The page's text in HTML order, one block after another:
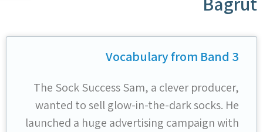
Vocabulary from Band 3
The Sock Success Sam, a clever producer,
wanted to sell glow-in-the-dark socks. He
launched a huge advertising campaign with